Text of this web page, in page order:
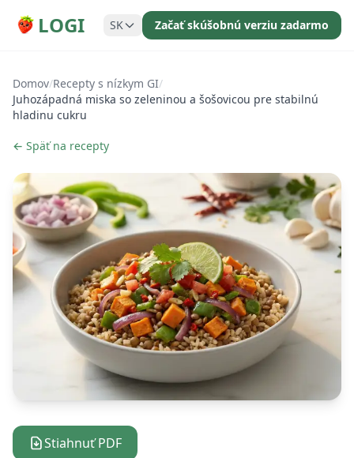
LOGI SK Začať skúšobnú verziu zadarmo
Domov/Recepty s nízkym GI/
Juhozápadná miska so zeleninou a šošovicou pre stabilnú
hladinu cukru
← Späť na recepty
Stiahnuť PDF